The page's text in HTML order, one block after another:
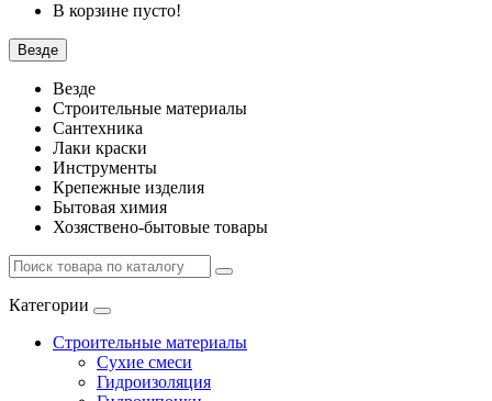
В корзине пусто!
Везде
Везде
Строительные материалы
Сантехника
Лаки краски
Инструменты
Крепежные изделия
Бытовая химия
Хозяствено-бытовые товары
Категории
Строительные материалы
Сухие смеси
Гидроизоляция